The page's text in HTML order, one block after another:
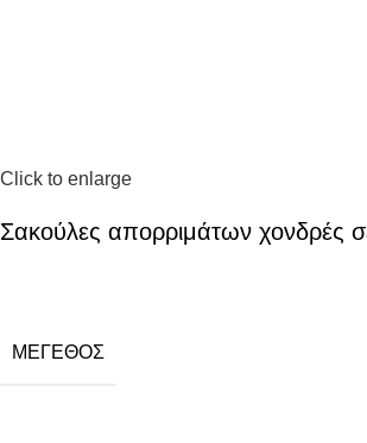
Click to enlarge
Σακούλες απορριμάτων χονδρές
ΜΈΓΕΘΟΣ